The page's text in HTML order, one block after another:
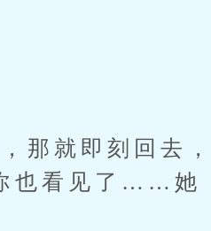
就即刻回去，
也看见了……她